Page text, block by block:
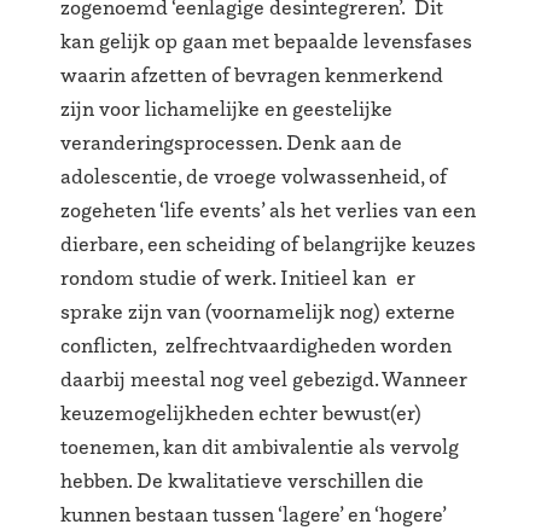
zogenoemd ‘eenlagige desintegreren’. Dit
kan gelijk op gaan met bepaalde levensfases
waarin afzetten of bevragen kenmerkend
zijn voor lichamelijke en geestelijke
veranderingsprocessen. Denk aan de
adolescentie, de vroege volwassenheid, of
zogeheten ‘life events’ als het verlies van een
dierbare, een scheiding of belangrijke keuzes
rondom studie of werk. Initieel kan er
sprake zijn van (voornamelijk nog) externe
conflicten, zelfrechtvaardigheden worden
daarbij meestal nog veel gebezigd. Wanneer
keuzemogelijkheden echter bewust(er)
toenemen, kan dit ambivalentie als vervolg
hebben. De kwalitatieve verschillen die
kunnen bestaan tussen ‘lagere’ en ‘hogere’